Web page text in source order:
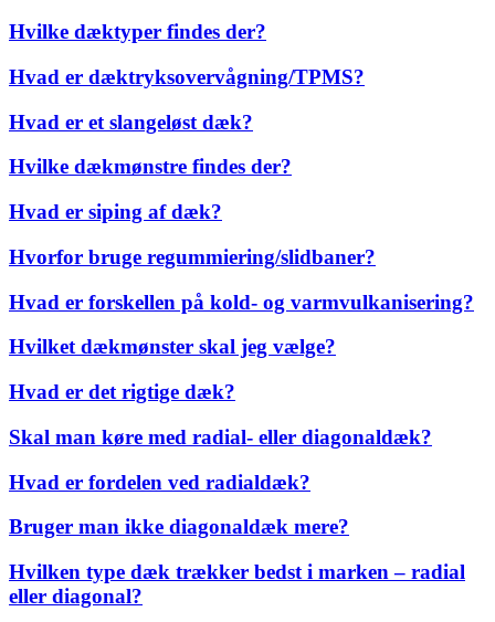
Hvilke dæktyper findes der?
Hvad er dæktryksovervågning/TPMS?
Hvad er et slangeløst dæk?
Hvilke dækmønstre findes der?
Hvad er siping af dæk?
Hvorfor bruge regummiering/slidbaner?
Hvad er forskellen på kold- og varmvulkanisering?
Hvilket dækmønster skal jeg vælge?
Hvad er det rigtige dæk?
Skal man køre med radial- eller diagonaldæk?
Hvad er fordelen ved radialdæk?
Bruger man ikke diagonaldæk mere?
Hvilken type dæk trækker bedst i marken – radial
eller diagonal?